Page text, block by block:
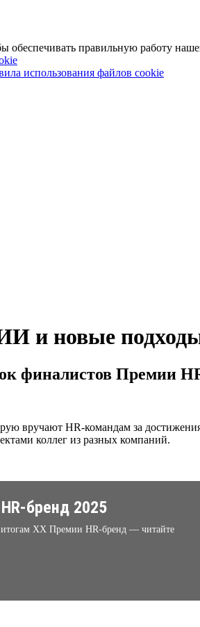
правильную работу
использования файлов cookie
и новые
финалистов Премии
вручают HR-командам за
коллег из разных компаний.
бренд 2025
XX Премии HR-бренд — читайте